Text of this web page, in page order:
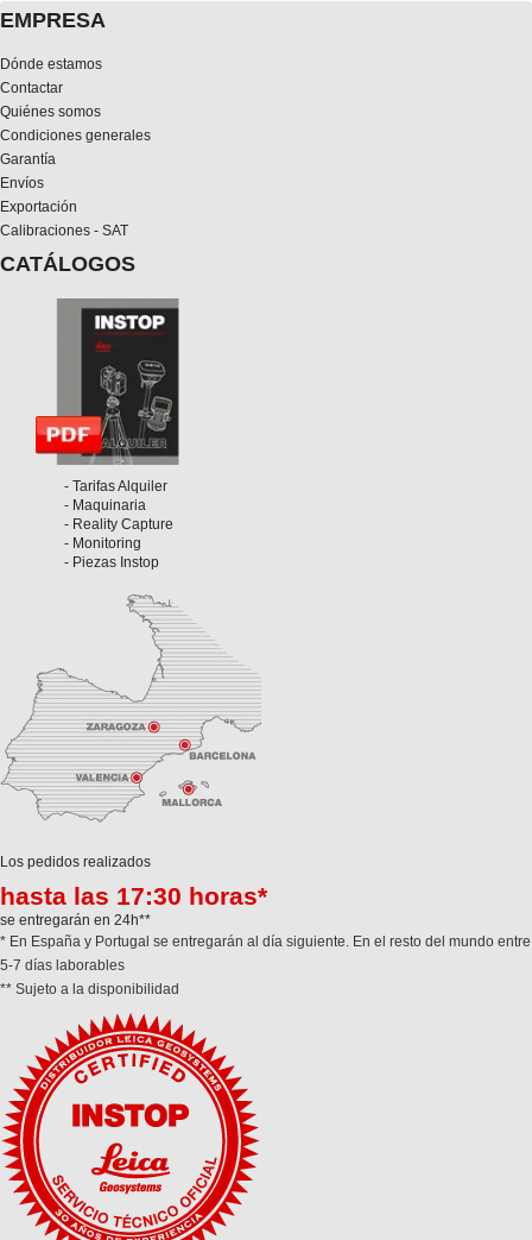
EMPRESA
Dónde estamos
Contactar
Quiénes somos
Condiciones generales
Garantía
Envíos
Exportación
Calibraciones - SAT
CATÁLOGOS
- Tarifas Alquiler
- Maquinaria
- Reality Capture
- Monitoring
- Piezas Instop
Los pedidos realizados
hasta las 17:30 horas*
se entregarán en 24h**
* En España y Portugal se entregarán al día siguiente. En el resto del mundo entre
5-7 días laborables
** Sujeto a la disponibilidad